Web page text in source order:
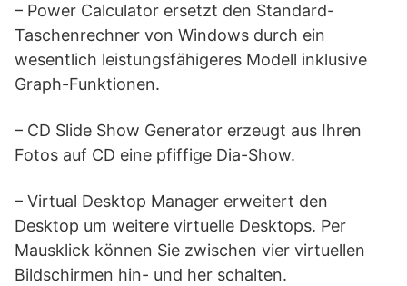
– Power Calculator ersetzt den Standard-
Taschenrechner von Windows durch ein
wesentlich leistungsfähigeres Modell inklusive
Graph-Funktionen.
– CD Slide Show Generator erzeugt aus Ihren
Fotos auf CD eine pfiffige Dia-Show.
– Virtual Desktop Manager erweitert den
Desktop um weitere virtuelle Desktops. Per
Mausklick können Sie zwischen vier virtuellen
Bildschirmen hin- und her schalten.